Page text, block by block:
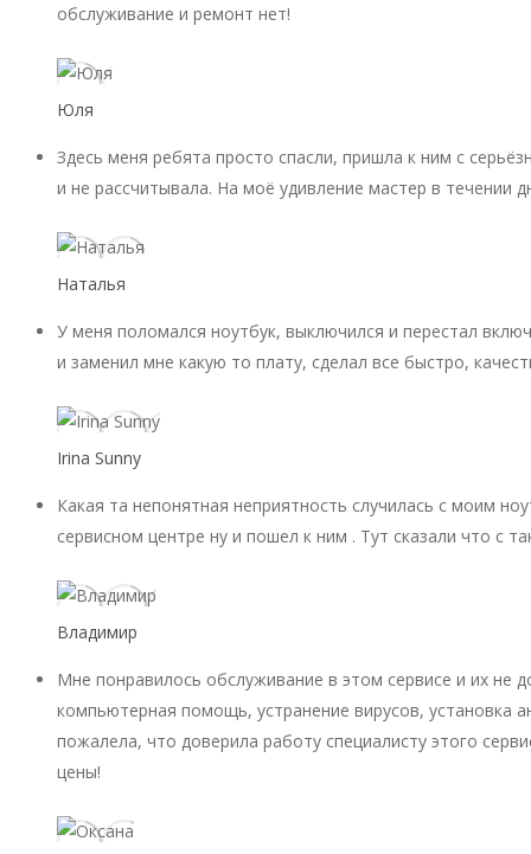
обслуживание и ремонт нет!
Юля
Здесь меня ребята просто спасли, пришла к ним с
и не рассчитывала. На моё удивление мастер в течении
Наталья
У меня поломался ноутбук, выключился и перестал
и заменил мне какую то плату, сделал все быстро,
Irina Sunny
Какая та непонятная неприятность случилась с моим
сервисном центре ну и пошел к ним . Тут сказали что с
Владимир
Мне понравилось обслуживание в этом сервисе и их не
компьютерная помощь, устранение вирусов, установка
пожалела, что доверила работу специалисту этого
цены!